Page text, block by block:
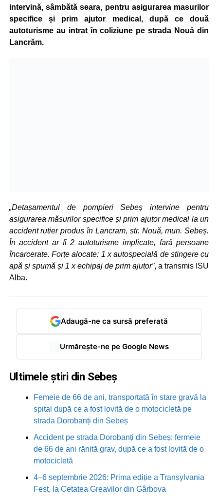
intervină, sâmbătă seara, pentru asigurarea masurilor
specifice și prim ajutor medical, după ce două
autoturisme au intrat în coliziune pe strada Nouă din
Lancrăm.
„Detașamentul de pompieri Sebeș intervine pentru
asigurarea măsurilor specifice și prim ajutor medical la un
accident rutier produs în Lancram, str. Nouă, mun. Sebeș.
În accident ar fi 2 autoturisme implicate, fară persoane
încarcerate. Forțe alocate: 1 x autospecială de stingere cu
apă și spumă și 1 x echipaj de prim ajutor”, a transmis ISU
Alba.
Adaugă-ne ca sursă preferată
Urmărește-ne pe Google News
Ultimele știri din Sebeș
Femeie de 66 de ani, transportată în stare gravă la
spital după ce a fost lovită de o motocicletă pe
strada Dorobanți din Sebeș
Accident pe strada Dorobanți din Sebeș: fermeie
de 66 de ani rănită grav, după ce a fost lovită de o
motocicletă
4–6 septembrie 2026: Prima ediție a Transylvania
Fest, la Cetatea Greavilor din Gârbova